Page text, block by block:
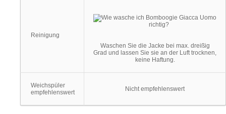
Reinigung
Waschen Sie die Jacke bei max. dreißig
Grad und lassen Sie sie an der Luft trocknen,
keine Haftung.
Weichspüler
empfehlenswert
Nicht empfehlenswert